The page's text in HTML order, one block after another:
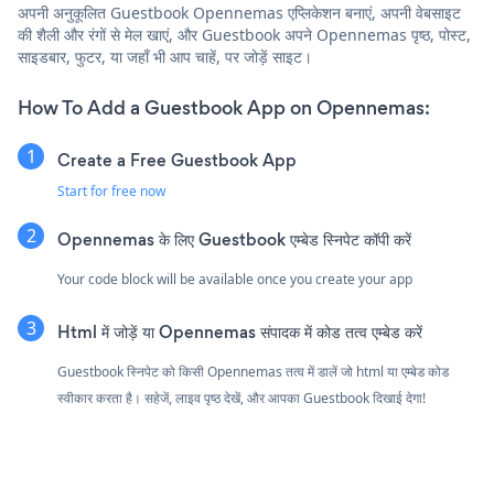
अपनी अनुकूलित Guestbook Opennemas एप्लिकेशन बनाएं, अपनी वेबसाइट
की शैली और रंगों से मेल खाएं, और Guestbook अपने Opennemas पृष्ठ, पोस्ट,
साइडबार, फुटर, या जहाँ भी आप चाहें, पर जोड़ें साइट।
How To Add a Guestbook App on Opennemas:
Create a Free Guestbook App
Start for free now
Opennemas के लिए Guestbook एम्बेड स्निपेट कॉपी करें
Your code block will be available once you create your app
Html में जोड़ें या Opennemas संपादक में कोड तत्व एम्बेड करें
Guestbook स्निपेट को किसी Opennemas तत्व में डालें जो html या एम्बेड कोड
स्वीकार करता है। सहेजें, लाइव पृष्ठ देखें, और आपका Guestbook दिखाई देगा!